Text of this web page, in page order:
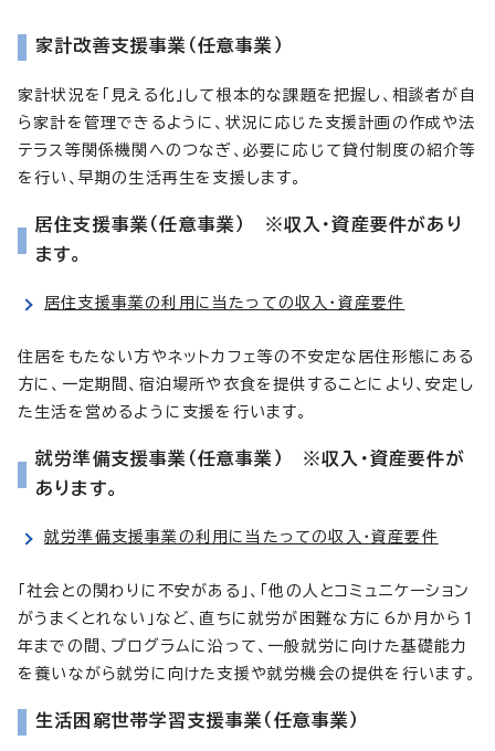
家計改善支援事業（任意事業）
家計状況を「見える化」して根本的な課題を把握し、相談者が自
ら家計を管理できるように、状況に応じた支援計画の作成や法
テラス等関係機関へのつなぎ、必要に応じて貸付制度の紹介等
を行い、早期の生活再生を支援します。
居住支援事業（任意事業） ※収入・資産要件があり
ます。
居住支援事業の利用に当たっての収入・資産要件
住居をもたない方やネットカフェ等の不安定な居住形態にある
方に、一定期間、宿泊場所や衣食を提供することにより、安定し
た生活を営めるように支援を行います。
就労準備支援事業（任意事業） ※収入・資産要件が
あります。
就労準備支援事業の利用に当たっての収入・資産要件
「社会との関わりに不安がある」、「他の人とコミュニケーション
がうまくとれない」など、直ちに就労が困難な方に6か月から1
年までの間、プログラムに沿って、一般就労に向けた基礎能力
を養いながら就労に向けた支援や就労機会の提供を行います。
生活困窮世帯学習支援事業（任意事業）